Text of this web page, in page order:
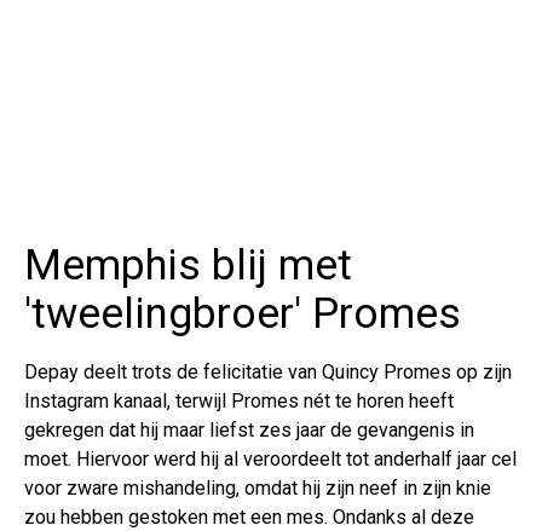
Memphis blij met
'tweelingbroer' Promes
Depay deelt trots de felicitatie van Quincy Promes op zijn
Instagram kanaal, terwijl Promes nét te horen heeft
gekregen dat hij maar liefst zes jaar de gevangenis in
moet. Hiervoor werd hij al veroordeelt tot anderhalf jaar cel
voor zware mishandeling, omdat hij zijn neef in zijn knie
zou hebben gestoken met een mes. Ondanks al deze